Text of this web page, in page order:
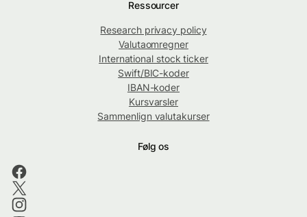
Ressourcer
Research privacy policy
Valutaomregner
International stock ticker
Swift/BIC-koder
IBAN-koder
Kursvarsler
Sammenlign valutakurser
Følg os